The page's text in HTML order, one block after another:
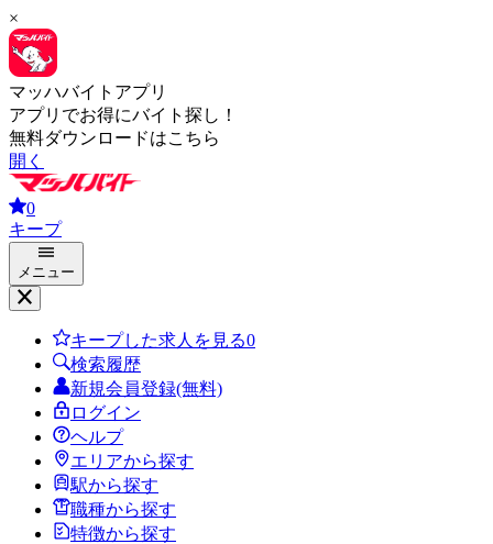
×
マッハバイトアプリ
アプリでお得にバイト探し！
無料ダウンロードはこちら
開く
0
キープ
メニュー
キープした求人を見る0
検索履歴
新規会員登録(無料)
ログイン
ヘルプ
エリアから探す
駅から探す
職種から探す
特徴から探す